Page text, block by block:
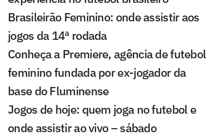
Brasileirão Feminino: onde assistir aos
jogos da 14ª rodada
Conheça a Premiere, agência de futebol
feminino fundada por ex-jogador da
base do Fluminense
Jogos de hoje: quem joga no futebol e
onde assistir ao vivo – sábado